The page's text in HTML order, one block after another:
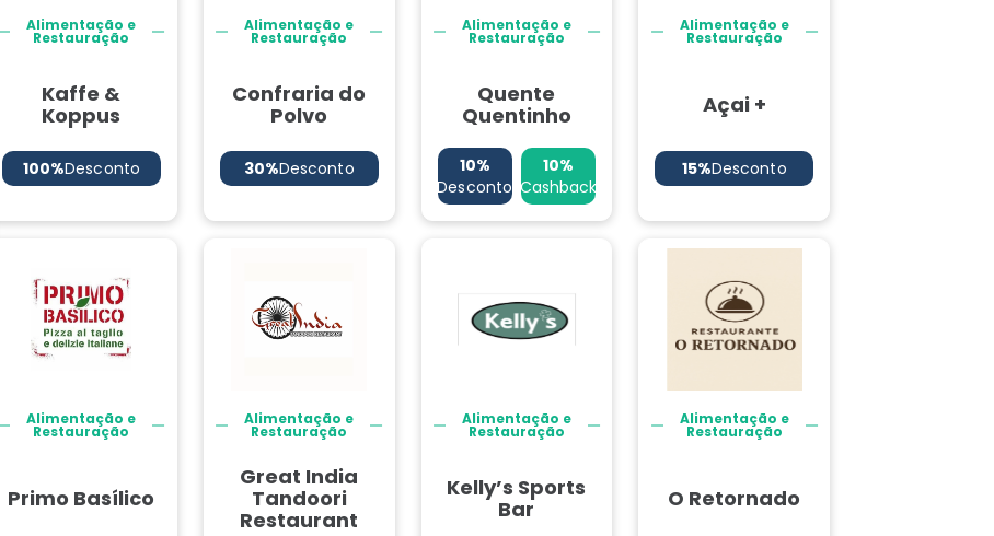
Alimentação e
Restauração
Kaffe &
Koppus
100%Desconto
Alimentação e
Restauração
Confraria do
Polvo
30%Desconto
Alimentação e
Restauração
Quente
Quentinho
10%
Desconto
10%
Cashback
Alimentação e
Restauração
Açai +
15%Desconto
Alimentação e
Restauração
Primo Basílico
Alimentação e
Restauração
Great India
Tandoori
Restaurant
Alimentação e
Restauração
Kelly’s Sports
Bar
Alimentação e
Restauração
O Retornado